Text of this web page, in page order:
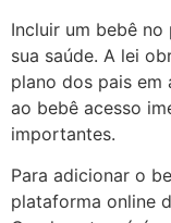
Incluir um bebê
sua saúde. A lei
plano dos pais em
ao bebê acesso
importantes.
Para adicionar o
plataforma online